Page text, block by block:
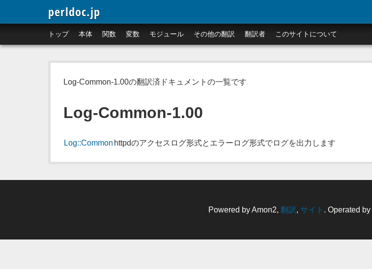
perldoc.jp
トップ 本体 関数 変数 モジュール その他の翻訳 翻訳者 このサイトについて
Log-Common-1.00の翻訳済ドキュメントの一覧です
Log-Common-1.00
Log::Common httpdのアクセスログ形式とエラーログ形式でログを出力します
Powered by Amon2, 翻訳, サイト . Operated by